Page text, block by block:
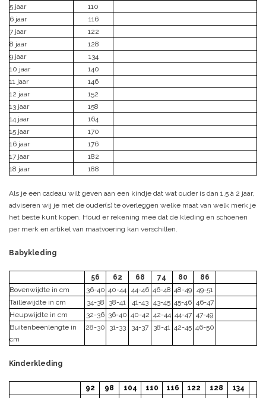
5 jaar
110
6 jaar
116
7 jaar
122
8 jaar
128
9 jaar
134
10 jaar
140
11 jaar
146
12 jaar
152
13 jaar
158
14 jaar
164
15 jaar
170
16 jaar
176
17 jaar
182
18 jaar
188
Als je een cadeau wilt geven aan een kindje dat wat ouder is dan 1,5 à 2 jaar,
adviseren wij je met de ouder(s) te overleggen welke maat van welk merk je
het beste kunt kopen. Houd er rekening mee dat de kleding en schoenen
per merk en artikel van maatvoering kan verschillen.
Babykleding
56 62 68 74 80
86
Bovenwijdte in cm
36-40 40-44 44-46 46-48 48-49 49-51
Taillewijdte in cm
34-38 38-41 41-43 43-45 45-46 46-47
Heupwijdte in cm
32-36 36-40 40-42 42-44 44-47 47-49
Buitenbeenlengte in
cm
28-30 31-33 34-37 38-41 42-45 46-50
Kinderkleding
92 98 104 110 116 122 128
134